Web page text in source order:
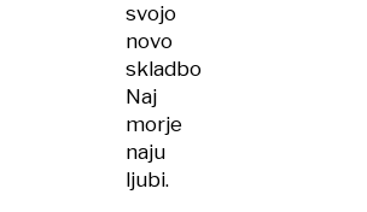
svojo
novo
skladbo
Naj
morje
naju
ljubi.